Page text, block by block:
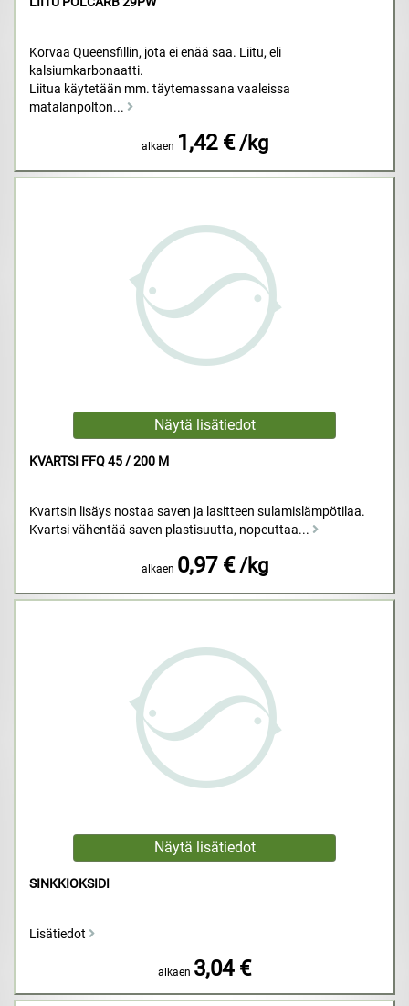
Korvaa Queensfillin, jota ei enää saa. Liitu, eli
kalsiumkarbonaatti.
Liitua käytetään mm. täytemassana vaaleissa
matalanpolton...
alkaen 1,42 € /kg
KVARTSI FFQ 45 / 200 M
Kvartsin lisäys nostaa saven ja lasitteen sulamislämpötilaa.
Kvartsi vähentää saven plastisuutta, nopeuttaa...
alkaen 0,97 € /kg
SINKKIOKSIDI
Lisätiedot
alkaen 3,04 €